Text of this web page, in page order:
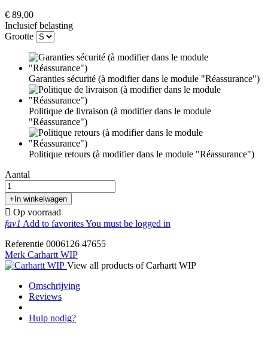
€ 89,00
Inclusief belasting
Grootte
Garanties sécurité (à modifier dans le module "Réassurance")
Politique de livraison (à modifier dans le module
"Réassurance")
Politique retours (à modifier dans le module "Réassurance")
Aantal
+In winkelwagen
 Op voorraad
fav1 Add to favoritesYou must be logged in
Referentie 0006126 47655
Merk Carhartt WIP
View all products of Carhartt WIP
Omschrijving
Reviews
Hulp nodig?